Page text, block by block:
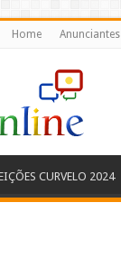
Home Anunciantes
CURVELO 2024